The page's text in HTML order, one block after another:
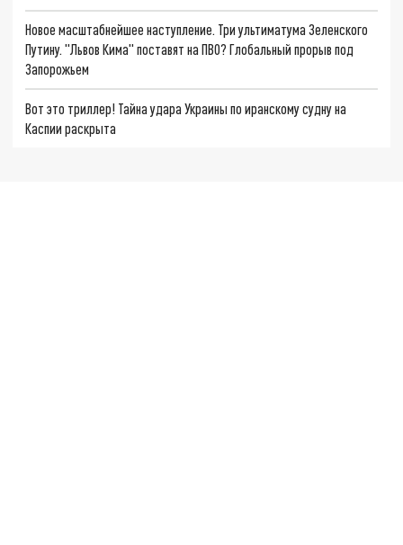
Новое масштабнейшее наступление. Три ультиматума Зеленского
Путину. "Львов Кима" поставят на ПВО? Глобальный прорыв под
Запорожьем
Вот это триллер! Тайна удара Украины по иранскому судну на
Каспии раскрыта